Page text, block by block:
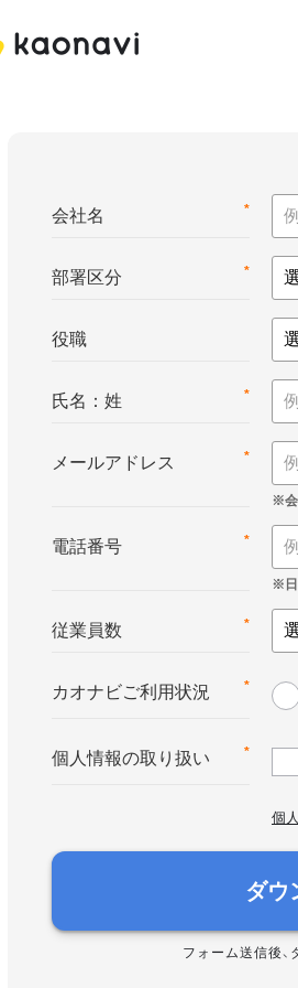
*
会社名
*
部署区分
役職
*
氏名：姓
*
メールアドレス
*
電話番号
*
従業員数
*
カオナビご利用状況
*
個人情報の取り扱い
個
ダウ
フォーム送信後